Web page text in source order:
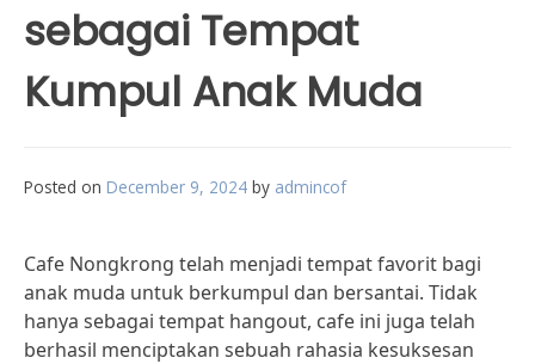
sebagai Tempat
Kumpul Anak Muda
Posted on December 9, 2024 by admincof
Cafe Nongkrong telah menjadi tempat favorit bagi
anak muda untuk berkumpul dan bersantai. Tidak
hanya sebagai tempat hangout, cafe ini juga telah
berhasil menciptakan sebuah rahasia kesuksesan